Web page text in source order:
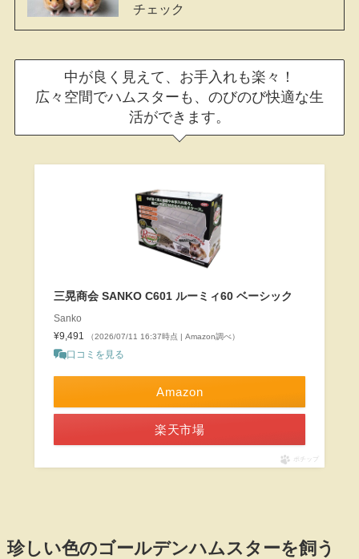
チェック
中が良く見えて、お手入れも楽々！
広々空間でハムスターも、のびのび快適な生
活ができます。
三晃商会 SANKO C601 ルーミィ60 ベーシック
Sanko
¥9,491
（2026/07/11 16:37時点 | Amazon調べ）
口コミを見る
Amazon
楽天市場
ポチップ
珍しい色のゴールデンハムスターを飼う